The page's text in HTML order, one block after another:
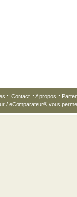
:: Contact :: A propos ::
/ eComparateur® vous